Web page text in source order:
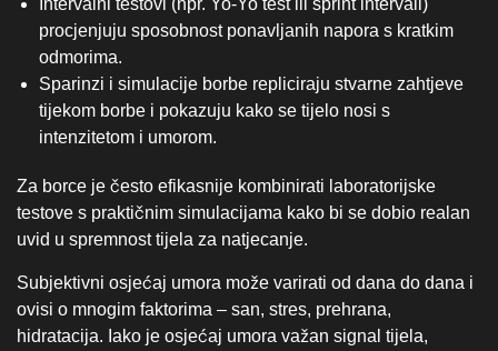
Intervalni testovi (npr. Yo-Yo test ili sprint intervali)
procjenjuju sposobnost ponavljanih napora s kratkim
odmorima.
Sparinzi i simulacije borbe repliciraju stvarne zahtjeve
tijekom borbe i pokazuju kako se tijelo nosi s
intenzitetom i umorom.
Za borce je često efikasnije kombinirati laboratorijske
testove s praktičnim simulacijama kako bi se dobio realan
uvid u spremnost tijela za natjecanje.
Subjektivni osjećaj umora može varirati od dana do dana i
ovisi o mnogim faktorima – san, stres, prehrana,
hidratacija. Iako je osjećaj umora važan signal tijela,